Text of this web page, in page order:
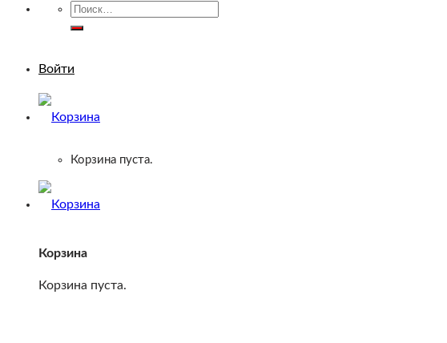
Искать:
Войти
Корзина пуста.
Корзина
Корзина пуста.